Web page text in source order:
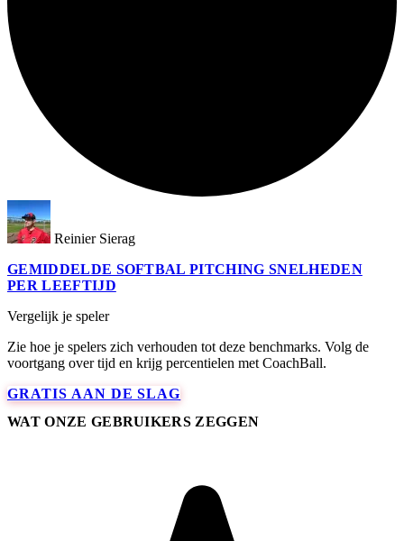
Reinier Sierag
GEMIDDELDE SOFTBAL PITCHING SNELHEDEN
PER LEEFTIJD
Vergelijk je speler
Zie hoe je spelers zich verhouden tot deze benchmarks. Volg de
voortgang over tijd en krijg percentielen met CoachBall.
GRATIS AAN DE SLAG
WAT ONZE GEBRUIKERS ZEGGEN